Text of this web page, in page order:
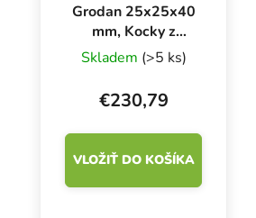
Grodan 25x25x40
mm, Kocky z
kamennej vlny s
otvorom a
kvetináčom 150
ks, BOX 18 ks
Skladem (>5 ks)
€230,79
VLOŽIŤ DO KOŠÍKA